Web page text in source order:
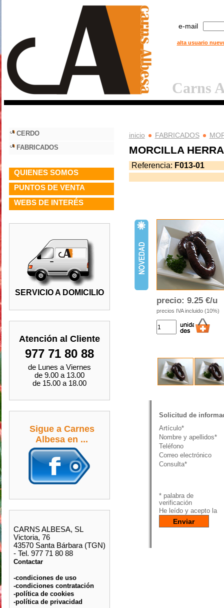
e-mail
alta usuario
Carns
undefined..F
inicio FABRICADOS
MORCILLA
Referencia: F013-01
precio: 9.25 €/u
precios IVA incluido (10%)
Solicitud de
Artículo*
Nombre y apellidos*
Teléfono
Correo electrónico
Consulta*
* palabra de
verificación
He leído y acepto la
CERDO
FABRICADOS
QUIENES SOMOS
PUNTOS DE VENTA
WEBS DE INTERÉS
SERVICIO A DOMICILIO
Atención al Cliente
977 71 80 88
de Lunes a Viernes
de 9.00 a 13.00
de 15.00 a 18.00
Sigue a Carnes
Albesa en ...
CARNS ALBESA, SL
Victoria, 76
43570 Santa Bárbara (TGN)
- Tel. 977 71 80 88
Contactar
-condiciones de uso
-condiciones contratación
-política de cookies
-política de privacidad